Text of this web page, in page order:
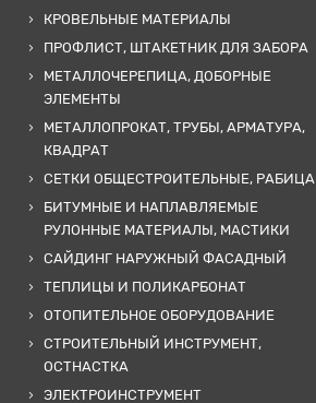
КРОВЕЛЬНЫЕ МАТЕРИАЛЫ
ПРОФЛИСТ, ШТАКЕТНИК ДЛЯ ЗАБОРА
МЕТАЛЛОЧЕРЕПИЦА, ДОБОРНЫЕ
ЭЛЕМЕНТЫ
МЕТАЛЛОПРОКАТ, ТРУБЫ, АРМАТУРА,
КВАДРАТ
СЕТКИ ОБЩЕСТРОИТЕЛЬНЫЕ, РАБИЦА
БИТУМНЫЕ И НАПЛАВЛЯЕМЫЕ
РУЛОННЫЕ МАТЕРИАЛЫ, МАСТИКИ
САЙДИНГ НАРУЖНЫЙ ФАСАДНЫЙ
ТЕПЛИЦЫ И ПОЛИКАРБОНАТ
ОТОПИТЕЛЬНОЕ ОБОРУДОВАНИЕ
СТРОИТЕЛЬНЫЙ ИНСТРУМЕНТ,
ОСТНАСТКА
ЭЛЕКТРОИНСТРУМЕНТ